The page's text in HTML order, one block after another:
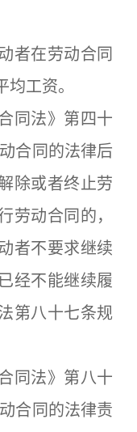
在劳动合同
工资。
法》第四十
合同的法律后
除或者终止劳
劳动合同的，
者不要求继续
经不能继续履
第八十七条规
法》第八十
合同的法律责